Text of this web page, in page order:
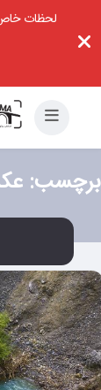
لحظات
برچسب: